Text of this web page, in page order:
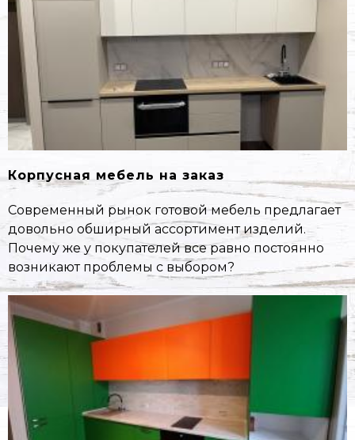
Корпусная мебель на заказ
Современный рынок готовой мебель предлагает
довольно обширный ассортимент изделий.
Почему же у покупателей все равно постоянно
возникают проблемы с выбором?